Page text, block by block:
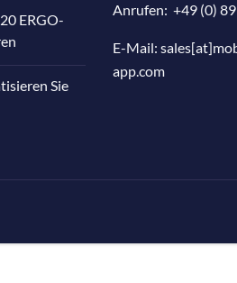
ERGO-
Sie
Anrufen: +49 (0)
E-Mail:
app.com